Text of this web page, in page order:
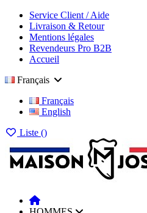
Service Client / Aide
Livraison & Retour
Mentions légales
Revendeurs Pro B2B
Accueil
Français
Français
English
Liste ()